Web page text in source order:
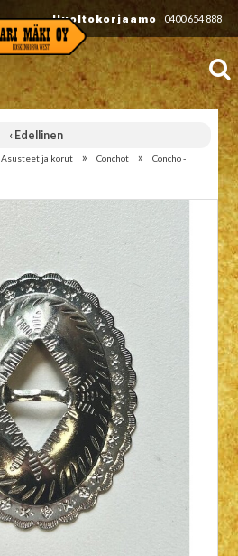
Huoltokorjaamo 0400 654 888
‹ Edellinen
Asusteet ja korut » Conchot »
Concho -